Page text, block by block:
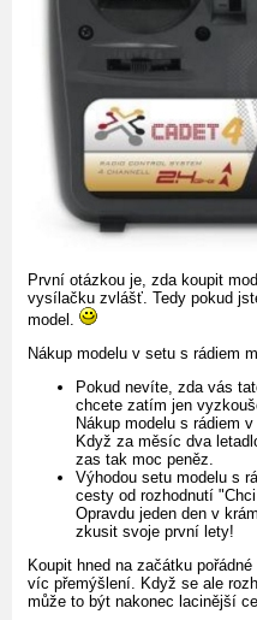
První otázkou je, zda koupit
vysílačku zvlášť. Tedy pokud
model.
Nákup modelu v setu s rádiem
Pokud nevíte, zda vás
chcete zatím jen
Nákup modelu s rádiem
Když za měsíc dva
zas tak moc peněz.
Výhodou setu modelu s
cesty od rozhodnutí
Opravdu jeden den v
zkusit svoje první lety!
Koupit hned na začátku
víc přemýšlení. Když se ale
může to být nakonec lacinější